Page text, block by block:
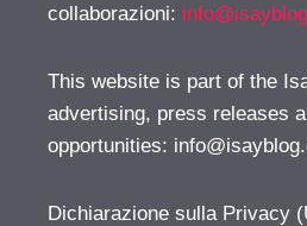
collaborazioni:
This website is part of the
advertising, press releases
opportunities:
Dichiarazione sulla Privacy